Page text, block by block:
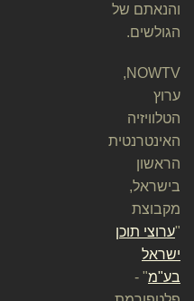
והנאתם של
הגולשים.
NOWTV,
ערוץ
הטלוויזיה
האינטרנטית
הראשון
בישראל,
מקבוצת
"ערוצי תוכן
ישראל
בע"מ" -